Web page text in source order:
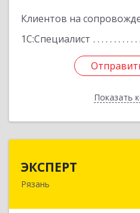
Клиентов на
1С:Специалист
Показать
ЭКСПЕРТ
Рязань
390000, Рязанская обл,